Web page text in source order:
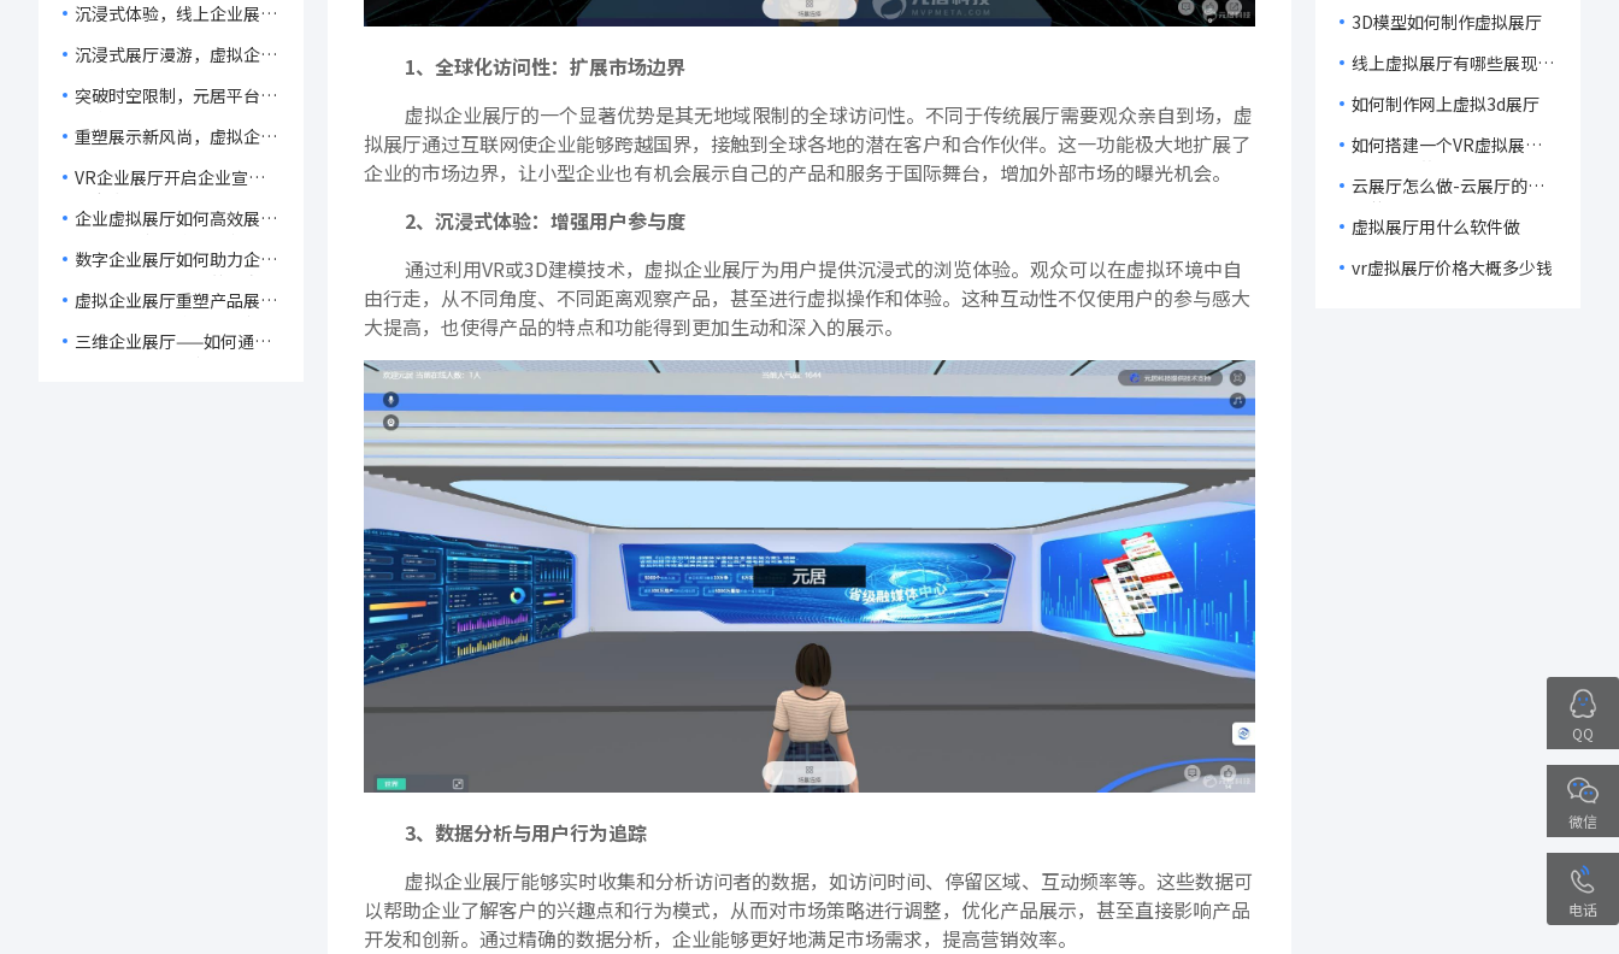
沉浸式体验，线上企业展厅
出？
沉浸式展厅漫游，虚拟企业
突破时空限制，元居平台助
品展示触手可及！
重塑展示新风尚，虚拟企业
然‘屏’上！
VR企业展厅开启企业宣传
与客户体验新纪元，引领数
字化转型潮流
企业虚拟展厅如何高效展示
宽市场影响力
数字企业展厅如何助力企业
降低成本、提升运营效率！
虚拟企业展厅重塑产品展示
型！
三维企业展厅——如何通过
1、全球化访问性：扩展市场边界
虚拟企业展厅的一个显著优势是其无地域限制的全球访问性。不同于传统展厅需要观众亲自到场，虚
拟展厅通过互联网使企业能够跨越国界，接触到全球各地的潜在客户和合作伙伴。这一功能极大地扩展了
企业的市场边界，让小型企业也有机会展示自己的产品和服务于国际舞台，增加外部市场的曝光机会。
2、沉浸式体验：增强用户参与度
通过利用VR或3D建模技术，虚拟企业展厅为用户提供沉浸式的浏览体验。观众可以在虚拟环境中自
由行走，从不同角度、不同距离观察产品，甚至进行虚拟操作和体验。这种互动性不仅使用户的参与感大
大提高，也使得产品的特点和功能得到更加生动和深入的展示。
3、数据分析与用户行为追踪
虚拟企业展厅能够实时收集和分析访问者的数据，如访问时间、停留区域、互动频率等。这些数据可
以帮助企业了解客户的兴趣点和行为模式，从而对市场策略进行调整，优化产品展示，甚至直接影响产品
开发和创新。通过精确的数据分析，企业能够更好地满足市场需求，提高营销效率。
3D模型如何制作虚拟展厅
线上虚拟展厅有哪些展现形
如何制作网上虚拟3d展厅
如何搭建一个VR虚拟展厅-
云展厅怎么做-云展厅的应
用范围
虚拟展厅用什么软件做
vr虚拟展厅价格大概多少钱
QQ
微信
电话